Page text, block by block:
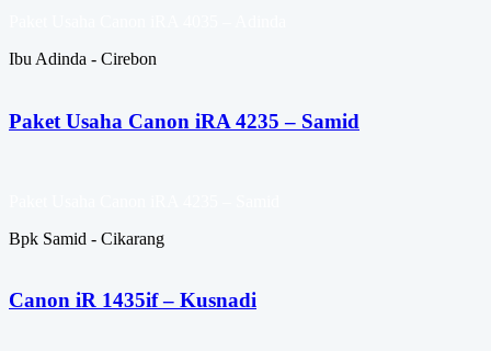
Ibu Adinda - Cirebon
Paket Usaha Canon iRA 4235 – Samid
Bpk Samid - Cikarang
Canon iR 1435if – Kusnadi